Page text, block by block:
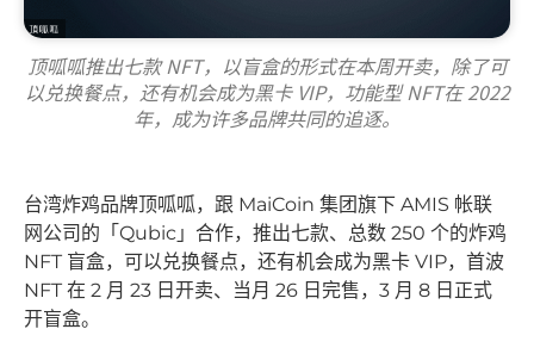
顶呱呱推出七款 NFT，以盲盒的形式在本周开卖，除了可
以兑换餐点，还有机会成为黑卡 VIP，功能型 NFT在 2022
年，成为许多品牌共同的追逐。
台湾炸鸡品牌顶呱呱，跟 MaiCoin 集团旗下 AMIS 帐联
网公司的「Qubic」合作，推出七款、总数 250 个的炸鸡
NFT 盲盒，可以兑换餐点，还有机会成为黑卡 VIP，首波
NFT 在 2 月 23 日开卖、当月 26 日完售，3 月 8 日正式
开盲盒。